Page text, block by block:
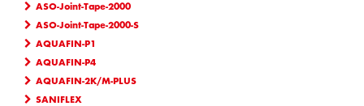
ASO-Joint-Tape-2000
ASO-Joint-Tape-2000-S
AQUAFIN-P1
AQUAFIN-P4
AQUAFIN-2K/M-PLUS
SANIFLEX